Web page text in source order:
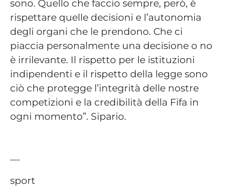
sono. Quello che faccio sempre, però, è
rispettare quelle decisioni e l’autonomia
degli organi che le prendono. Che ci
piaccia personalmente una decisione o no
è irrilevante. Il rispetto per le istituzioni
indipendenti e il rispetto della legge sono
ciò che protegge l’integrità delle nostre
competizioni e la credibilità della Fifa in
ogni momento”. Sipario.
—
sport